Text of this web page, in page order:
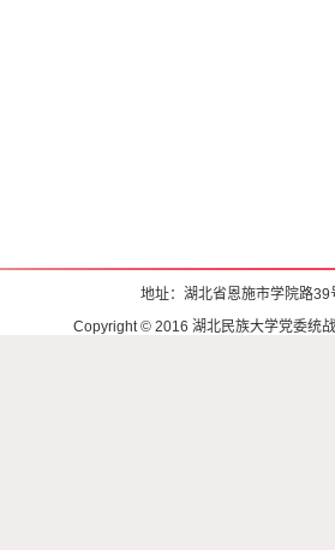
地址：湖北省恩施市学院路39
Copyright © 2016 湖北民族大学党委统